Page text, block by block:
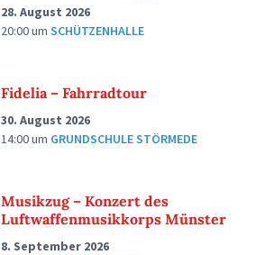
28. August 2026
20:00um SCHÜTZENHALLE
Fidelia – Fahrradtour
30. August 2026
14:00um GRUNDSCHULE STÖRMEDE
Musikzug – Konzert des
Luftwaffenmusikkorps Münster
8. September 2026